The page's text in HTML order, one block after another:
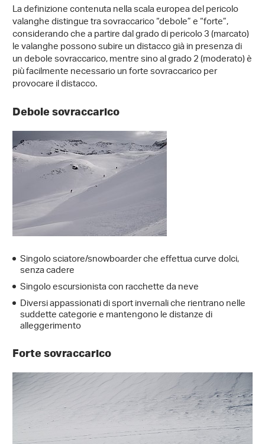
La definizione contenuta nella scala europea del pericolo
valanghe distingue tra sovraccarico “debole” e “forte”,
considerando che a partire dal grado di pericolo 3 (marcato)
le valanghe possono subire un distacco già in presenza di
un debole sovraccarico, mentre sino al grado 2 (moderato) è
più facilmente necessario un forte sovraccarico per
provocare il distacco.
Debole sovraccarico
Singolo sciatore/snowboarder che effettua curve dolci,
senza cadere
Singolo escursionista con racchette da neve
Diversi appassionati di sport invernali che rientrano nelle
suddette categorie e mantengono le distanze di
alleggerimento
Forte sovraccarico